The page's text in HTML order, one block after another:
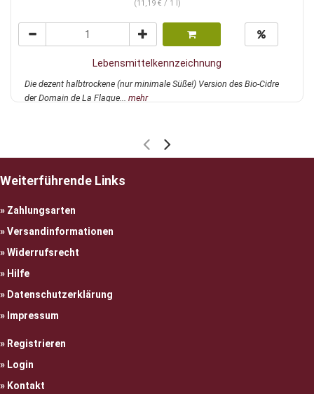
(11,19 € / 1 l)
Lebensmittelkennzeichnung
Die dezent halbtrockene (nur minimale Süße!) Version des Bio-Cidre
der Domain de La Flague... mehr
Weiterführende Links
Zahlungsarten
Versandinformationen
Widerrufsrecht
Hilfe
Datenschutzerklärung
Impressum
Registrieren
Login
Kontakt